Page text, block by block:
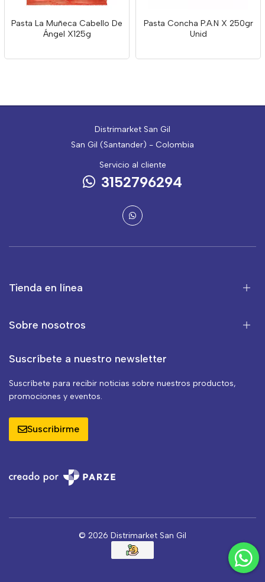
Pasta La Muñeca Cabello De
Ángel X125g
Pasta Concha P.A.N X 250gr
Unid
Distrimarket San Gil
San Gil (Santander) - Colombia
Servicio al cliente
3152796294
Tienda en línea
Sobre nosotros
Suscríbete a nuestro newsletter
Suscríbete para recibir noticias sobre nuestros productos,
promociones y eventos.
Suscribirme
© 2026 Distrimarket San Gil